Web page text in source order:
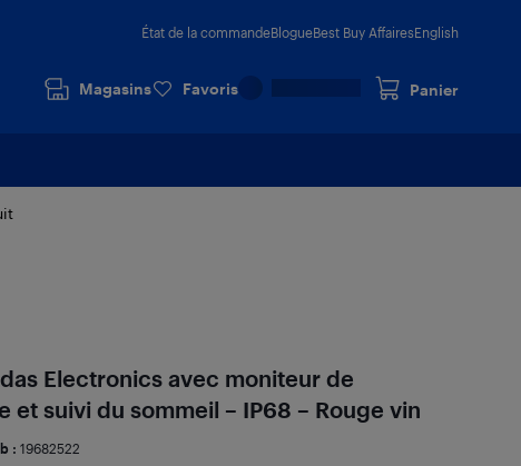
État de la commandeBlogueBest Buy AffairesEnglish
Magasins Favoris Panier
Electronics avec moniteur de
suivi du sommeil – IP68 – Rouge vin
: 19682522